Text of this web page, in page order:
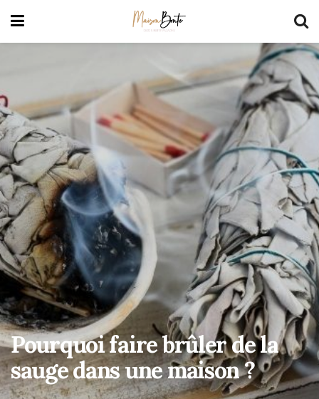
Pourquoi faire brûler de la
sauge dans une maison ?